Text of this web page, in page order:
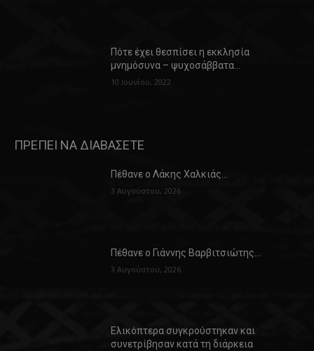
Πότε έχει θεσπίσει η εκκλησία
μνημόσυνα – ψυχοσάββατα…
10 Ιουνίου, 2022
ΠΡΕΠΕΙ ΝΑ ΔΙΑΒΑΣΕΤΕ
Πέθανε ο Λάκης Χαλκιάς…
3 Αυγούστου, 2026
Πέθανε ο Γιάννης Βαρβιτσιώτης…
3 Αυγούστου, 2026
Ελικόπτερα συγκρούστηκαν και
συνετρίβησαν κατά τη διάρκεια